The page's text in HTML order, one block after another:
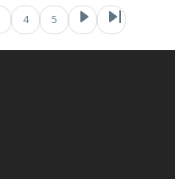
página
Página anterior
Page
Página
4 5